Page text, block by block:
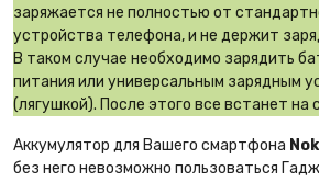
заряжается не полностью от
устройства телефона, и не держит
В таком случае необходимо зарядить
питания или универсальным зарядным
(лягушкой). После этого все встанет на
Аккумулятор для Вашего смартфона
без него невозможно пользоваться